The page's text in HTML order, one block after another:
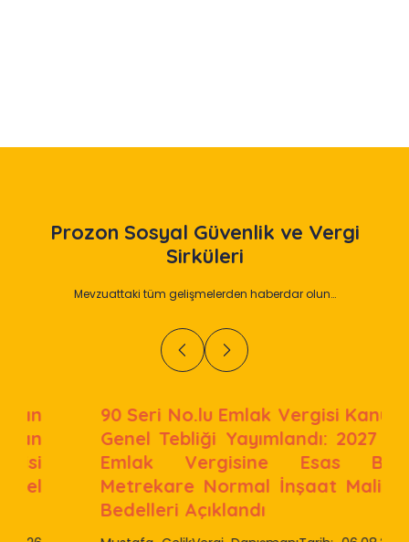
Prozon Sosyal Güvenlik ve Vergi
Sirküleri
Mevzuattaki tüm gelişmelerden haberdar olun…
90 Seri No.lu Emlak Vergisi Kanunu
Genel Tebliği Yayımlandı: 2027 Yılı
Emlak Vergisine Esas Bina
Metrekare Normal İnşaat Maliyet
Bedelleri Açıklandı